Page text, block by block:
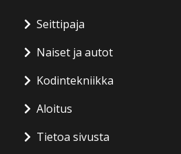
Seittipaja
Naiset ja autot
Kodintekniikka
Aloitus
Tietoa sivusta